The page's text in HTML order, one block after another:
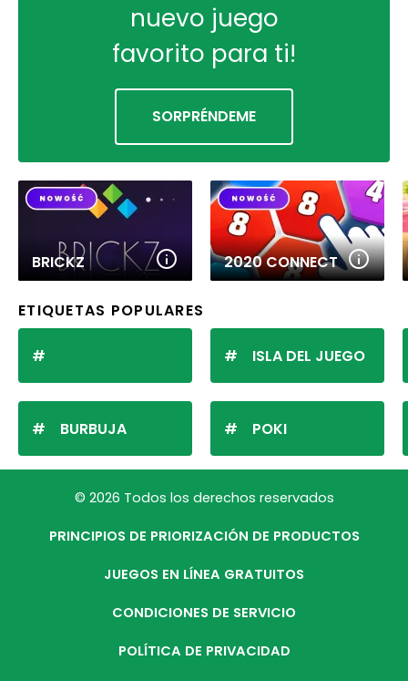
nuevo juego
favorito para ti!
SORPRÉNDEME
BRICKZ 2020 CONNECT
ETIQUETAS POPULARES
BURBUJA
ISLA DEL JUEGO
POKI
© 2026 Todos los derechos reservados
PRINCIPIOS DE PRIORIZACIÓN DE PRODUCTOS
JUEGOS EN LÍNEA GRATUITOS
CONDICIONES DE SERVICIO
POLÍTICA DE PRIVACIDAD